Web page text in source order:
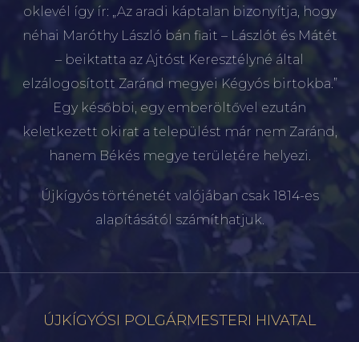
oklevél így ír: „Az aradi káptalan bizonyítja, hogy
néhai Maróthy László bán fiait – Lászlót és Mátét
– beiktatta az Ajtóst Keresztélyné által
elzálogosított Zaránd megyei Kégyós birtokba.”
Egy későbbi, egy emberöltővel ezután
keletkezett okirat a települést már nem Zaránd,
hanem Békés megye területére helyezi.
Újkígyós történetét valójában csak 1814-es
alapításától számíthatjuk.
ÚJKÍGYÓSI POLGÁRMESTERI HIVATAL